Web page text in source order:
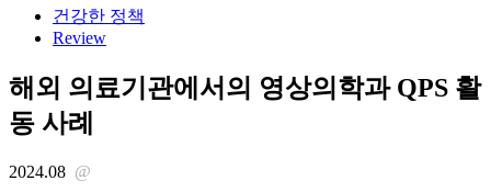
건강한 정책
Review
해외 의료기관에서의 영상의학과 QPS 활
동 사례
2024.08 @